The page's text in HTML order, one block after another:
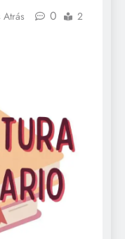
Atrás 0
2